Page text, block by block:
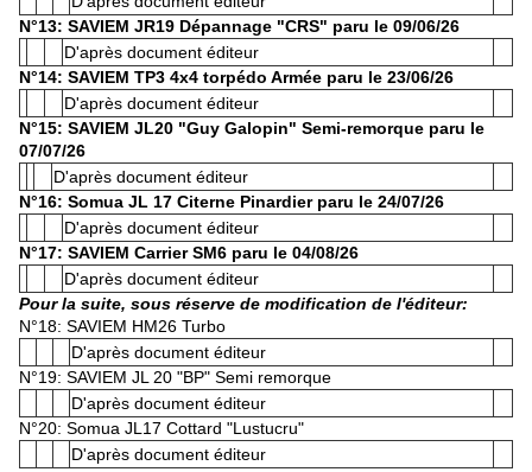
N°13: SAVIEM JR19 Dépannage "CRS" paru le 09/06/26
D'après document éditeur
N°14: SAVIEM TP3 4x4 torpédo Armée paru le 23/06/26
D'après document éditeur
N°15: SAVIEM JL20 "Guy Galopin" Semi-remorque paru le
07/07/26
D'après document éditeur
N°16: Somua JL 17 Citerne Pinardier paru le 24/07/26
D'après document éditeur
N°17: SAVIEM Carrier SM6 paru le 04/08/26
D'après document éditeur
Pour la suite, sous réserve de modification de l'éditeur:
N°18: SAVIEM HM26 Turbo
D'après document éditeur
N°19: SAVIEM JL 20 "BP" Semi remorque
D'après document éditeur
N°20: Somua JL17 Cottard "Lustucru"
D'après document éditeur